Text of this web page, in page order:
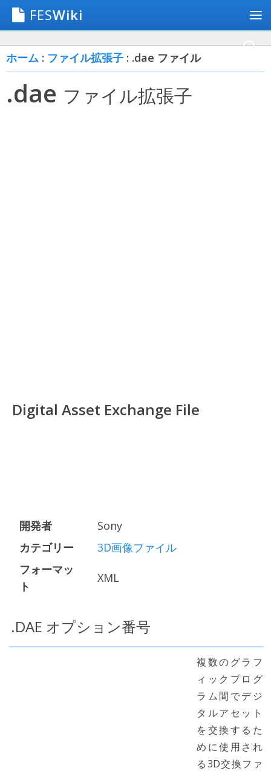
FESWiki
ホーム : ファイル拡張子 : .dae ファイル
.dae ファイル拡張子
Digital Asset Exchange File
開発者
Sony
カテゴリー
3D画像ファイル
フォーマッ
ト
XML
.DAE オプション番号
複数のグラフ
ィックプログ
ラム間でデジ
タルアセット
を交換するた
めに使用され
る3D交換ファ